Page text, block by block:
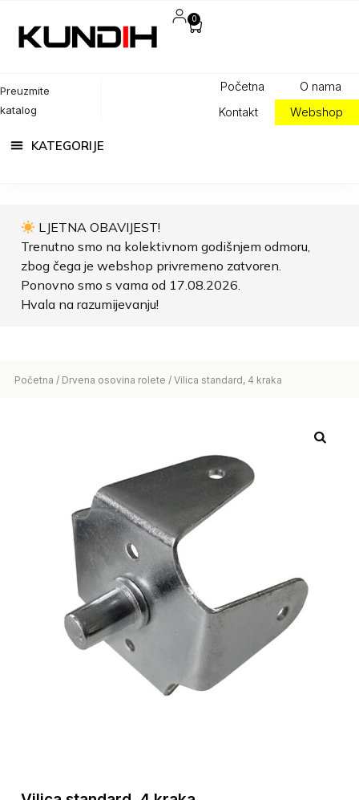
Početna
O nama
Kontakt
Webshop
Preuzmite
katalog
0
LJETNA OBAVIJEST!
Trenutno smo na kolektivnom godišnjem odmoru,
zbog čega je webshop privremeno zatvoren.
Ponovno smo s vama od 17.08.2026.
Hvala na razumijevanju!
Početna / Drvena osovina rolete / Vilica standard, 4 kraka